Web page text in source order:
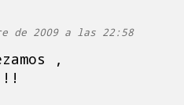
de 2009 a las 22:58
,